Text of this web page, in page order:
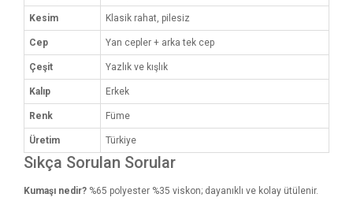
Kesim Klasik rahat, pilesiz
Cep Yan cepler + arka tek cep
Çeşit Yazlık ve kışlık
Kalıp Erkek
Renk Füme
Üretim Türkiye
Sıkça Sorulan Sorular
Kumaşı nedir? %65 polyester %35 viskon; dayanıklı ve kolay ütülenir.